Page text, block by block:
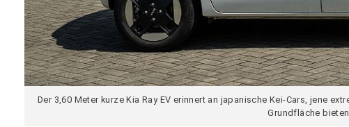
Der 3,60 Meter kurze Kia Ray EV erinnert an japanische Kei-Cars, jene
Grundfläche